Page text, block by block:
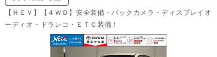
【ＨＥＶ】【４ＷＤ】安全装備・バックカメラ・ディスプレイオ
ーディオ・ドラレコ・ＥＴＣ装備！